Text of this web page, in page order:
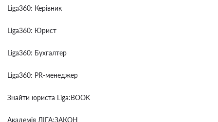
Liga360: Керівник
Liga360: Юрист
Liga360: Бухгалтер
Liga360: PR-менеджер
Знайти юриста Liga:BOOK
Академія ЛІГА:ЗАКОН